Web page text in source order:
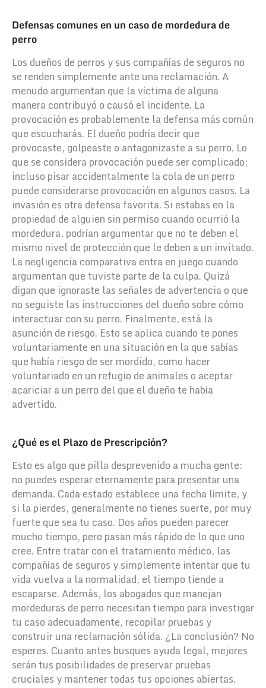
Defensas comunes en un caso de mordedura de
perro
Los dueños de perros y sus compañías de seguros no
se renden simplemente ante una reclamación. A
menudo argumentan que la víctima de alguna
manera contribuyó o causó el incidente. La
provocación es probablemente la defensa más común
que escucharás. El dueño podría decir que
provocaste, golpeaste o antagonizaste a su perro. Lo
que se considera provocación puede ser complicado;
incluso pisar accidentalmente la cola de un perro
puede considerarse provocación en algunos casos. La
invasión es otra defensa favorita. Si estabas en la
propiedad de alguien sin permiso cuando ocurrió la
mordedura, podrían argumentar que no te deben el
mismo nivel de protección que le deben a un invitado.
La negligencia comparativa entra en juego cuando
argumentan que tuviste parte de la culpa. Quizá
digan que ignoraste las señales de advertencia o que
no seguiste las instrucciones del dueño sobre cómo
interactuar con su perro. Finalmente, está la
asunción de riesgo. Esto se aplica cuando te pones
voluntariamente en una situación en la que sabías
que había riesgo de ser mordido, como hacer
voluntariado en un refugio de animales o aceptar
acariciar a un perro del que el dueño te había
advertido.
¿Qué es el Plazo de Prescripción?
Esto es algo que pilla desprevenido a mucha gente:
no puedes esperar eternamente para presentar una
demanda. Cada estado establece una fecha límite, y
si la pierdes, generalmente no tienes suerte, por muy
fuerte que sea tu caso. Dos años pueden parecer
mucho tiempo, pero pasan más rápido de lo que uno
cree. Entre tratar con el tratamiento médico, las
compañías de seguros y simplemente intentar que tu
vida vuelva a la normalidad, el tiempo tiende a
escaparse. Además, los abogados que manejan
mordeduras de perro necesitan tiempo para investigar
tu caso adecuadamente, recopilar pruebas y
construir una reclamación sólida. ¿La conclusión? No
esperes. Cuanto antes busques ayuda legal, mejores
serán tus posibilidades de preservar pruebas
cruciales y mantener todas tus opciones abiertas.